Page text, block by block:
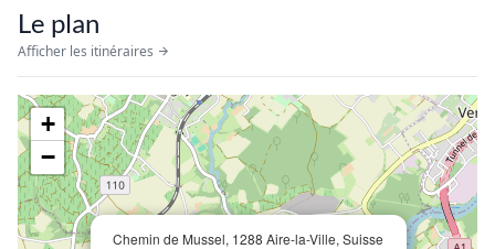
Le plan
Afficher les itinéraires
Chemin de Mussel, 1288 Aire-la-Ville, Suisse
+
−